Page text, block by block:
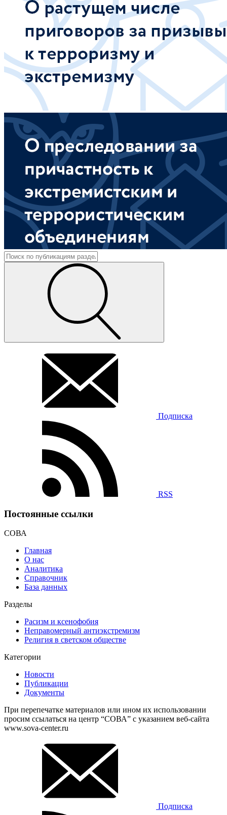
Подписка
RSS
Постоянные ссылки
СОВА
Главная
О нас
Аналитика
Справочник
База данных
Разделы
Расизм и ксенофобия
Неправомерный антиэкстремизм
Религия в светском обществе
Категории
Новости
Публикации
Документы
При перепечатке материалов или ином их использовании
просим ссылаться на центр “СОВА” с указанием веб-сайта
www.sova-center.ru
Подписка